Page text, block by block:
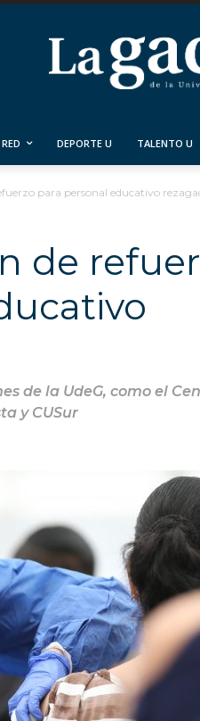
DEPORTE U TALENTO U
para personal educativo
de
de la UdeG, como el
y CUSur